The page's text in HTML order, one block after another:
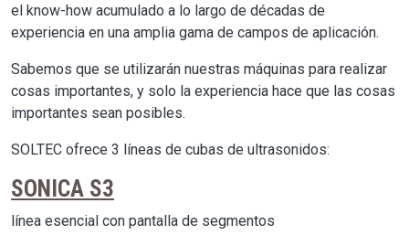
el know-how acumulado a lo largo de décadas de
experiencia en una amplia gama de campos de aplicación.
Sabemos que se utilizarán nuestras máquinas para realizar
cosas importantes, y solo la experiencia hace que las cosas
importantes sean posibles.
SOLTEC ofrece 3 líneas de cubas de ultrasonidos:
SONICA S3
línea esencial con pantalla de segmentos